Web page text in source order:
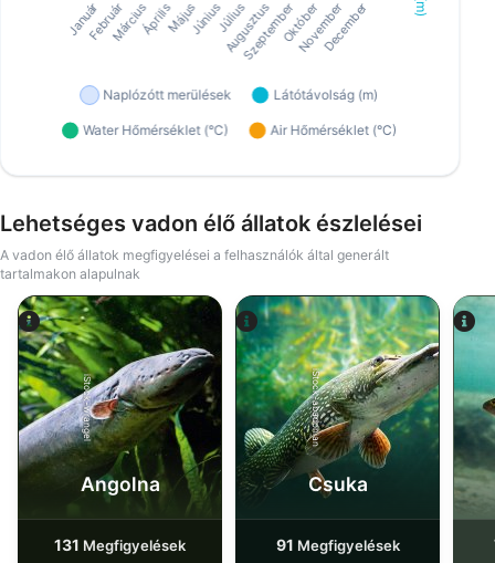
Lehetséges vadon élő állatok észlelései
A vadon élő állatok megfigyelései a felhasználók által generált
tartalmakon alapulnak
iStock-wrangel
Angolna
131 Megfigyelések
iStock-abadonian
Csuka
91 Megfigyelések